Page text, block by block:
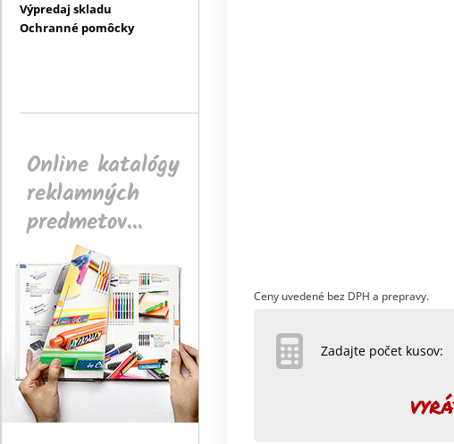
Výpredaj skladu
Ochranné pomôcky
Online katalógy
reklamných
predmetov...
Ceny uvedené bez DPH a prepravy.
Zadajte počet kusov: